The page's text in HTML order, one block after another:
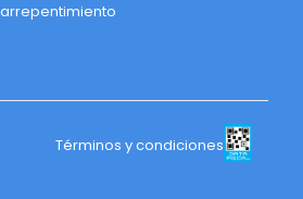
Términos y condiciones